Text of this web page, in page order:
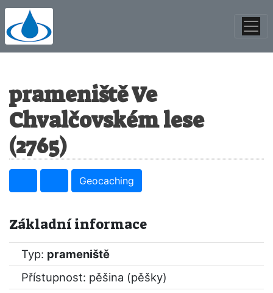
prameniště Ve
Chvalčovském lese
(2765)
Geocaching
Základní informace
Typ: prameniště
Přístupnost: pěšina (pěšky)